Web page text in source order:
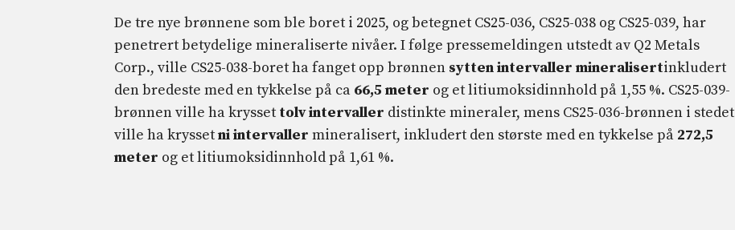
De tre nye brønnene som ble boret i 2025, og betegnet CS25-036, CS25-038 og CS25-039, har
penetrert betydelige mineraliserte nivåer. I følge pressemeldingen utstedt av Q2 Metals
Corp., ville CS25-038-boret ha fanget opp brønnen syttenintervaller mineralisertinkludert
den bredeste med en tykkelse på ca 66,5 meter og et litiumoksidinnhold på 1,55 %. CS25-039-
brønnen ville ha krysset tolvintervaller distinkte mineraler, mens CS25-036-brønnen i stedet
ville ha kryssetniintervaller mineralisert, inkludert den største med en tykkelse på 272,5
meter og et litiumoksidinnhold på 1,61 %.